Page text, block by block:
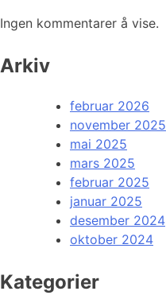
Ingen kommentarer å vise.
Arkiv
februar 2026
november 2025
mai 2025
mars 2025
februar 2025
januar 2025
desember 2024
oktober 2024
Kategorier